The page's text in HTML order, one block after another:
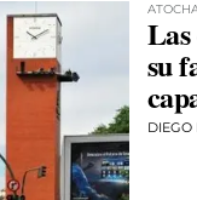
su